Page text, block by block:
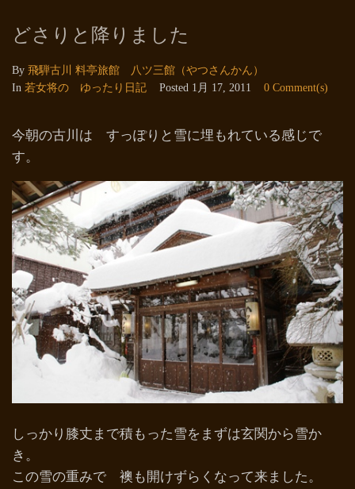
どさりと降りました
By 飛騨古川 料亭旅館 八ツ三館（やつさんかん）
In 若女将の ゆったり日記 Posted 1月 17, 2011 0 Comment(s)
今朝の古川は すっぽりと雪に埋もれている感じで
す。
しっかり膝丈まで積もった雪をまずは玄関から雪か
き。
この雪の重みで 襖も開けずらくなって来ました。